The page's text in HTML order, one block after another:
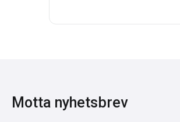
Motta nyhetsbrev